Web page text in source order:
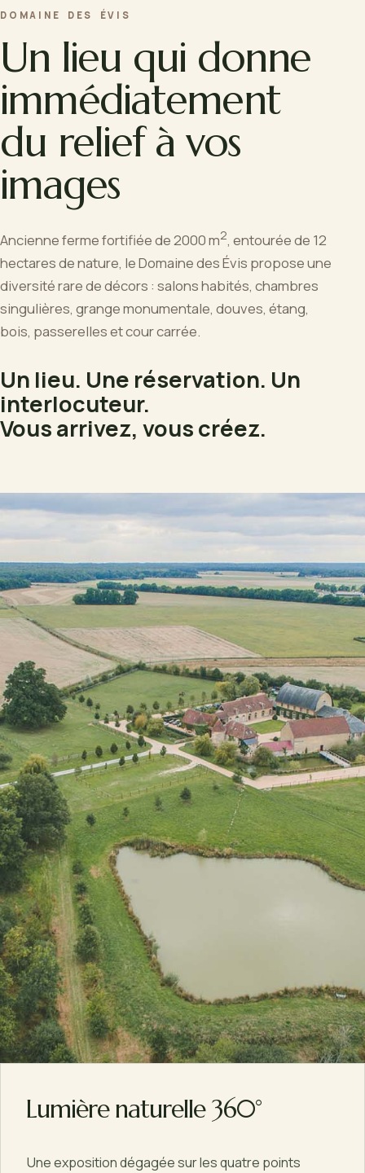
DOMAINE DES ÉVIS
Un lieu qui donne
immédiatement
du relief à vos
images
Ancienne ferme fortifiée de 2000 m2 , entourée de 12
hectares de nature, le Domaine des Évis propose une
diversité rare de décors : salons habités, chambres
singulières, grange monumentale, douves, étang,
bois, passerelles et cour carrée.
Un lieu. Une réservation. Un
interlocuteur.
Vous arrivez, vous créez.
Lumière naturelle 360°
Une exposition dégagée sur les quatre points